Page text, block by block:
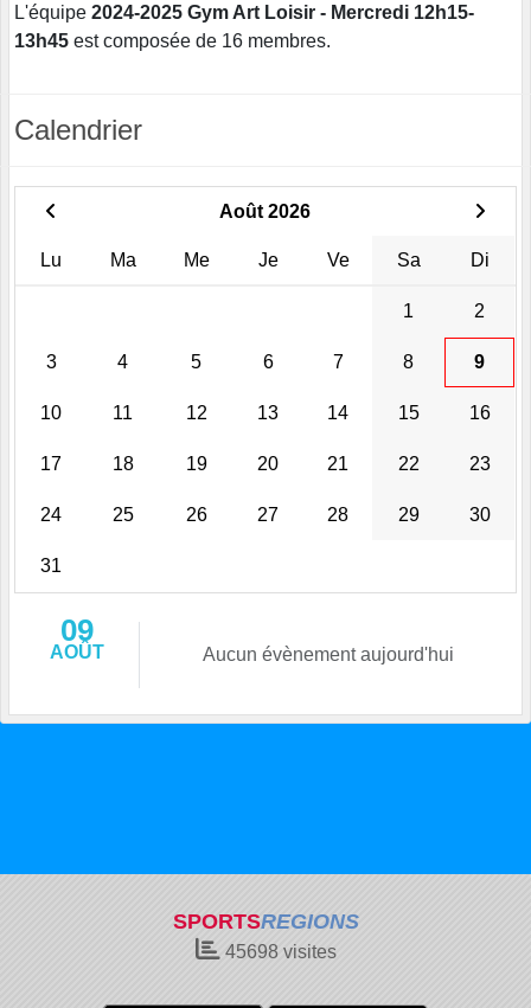
L'équipe 2024-2025 Gym Art Loisir - Mercredi 12h15-
13h45 est composée de 16 membres.
Calendrier
Août 2026
Lu Ma Me Je Ve Sa Di
1 2
3 4 5 6 7 8 9
10 11 12 13 14 15 16
17 18 19 20 21 22 23
24 25 26 27 28 29 30
31
09
AOÛT Aucun évènement aujourd'hui
SPORTSREGIONS
45698visites